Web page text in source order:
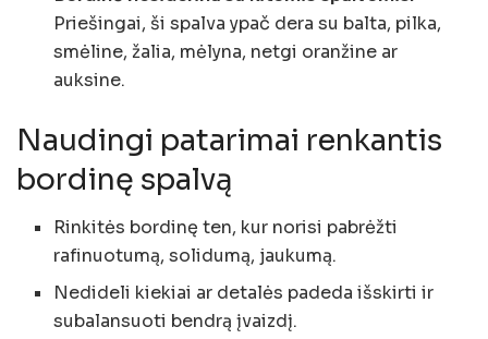
Priešingai, ši spalva ypač dera su balta, pilka,
smėline, žalia, mėlyna, netgi oranžine ar
auksine.
Naudingi patarimai renkantis
bordinę spalvą
Rinkitės bordinę ten, kur norisi pabrėžti
rafinuotumą, solidumą, jaukumą.
Nedideli kiekiai ar detalės padeda išskirti ir
subalansuoti bendrą įvaizdį.